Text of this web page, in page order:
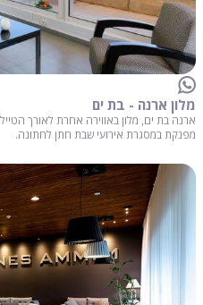
מלון ארנה - בת ים
ארנה בת ים, מלון באווירה אחרת לאורך
מפנקת במסגרת אירועי שבת חתן לחתונה.